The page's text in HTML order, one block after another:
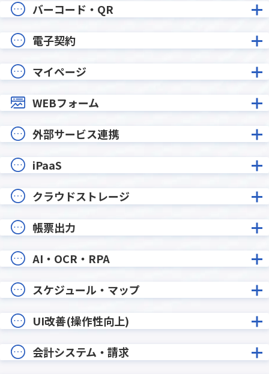
バーコード・QR
電子契約
マイページ
WEBフォーム
外部サービス連携
iPaaS
クラウドストレージ
帳票出力
AI・OCR・RPA
スケジュール・マップ
UI改善(操作性向上)
会計システム・請求